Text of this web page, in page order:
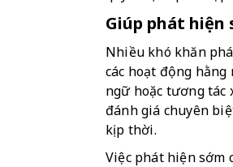
Giúp phát
Nhiều khó khăn
các hoạt động
ngữ hoặc tương tác
đánh giá chuyên
kịp thời.
Việc phát hiện sớm